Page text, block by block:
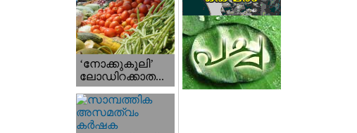
‘നോക്കുകൂലി’
ലോഡിറക്കാത...